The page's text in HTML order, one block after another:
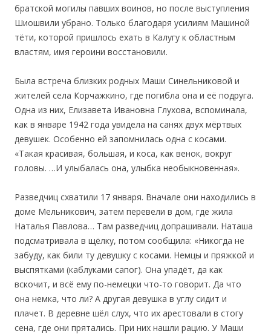
братской могилы павших воинов, но после выступления
Шиошвили убрано. Только благодаря усилиям Машиной
тёти, которой пришлось ехать в Калугу к областным
властям, имя героини восстановили.
Была встреча близких родных Маши Синельниковой и
жителей села Корчажкино, где погибла она и её подруга.
Одна из них, Елизавета Ивановна Глухова, вспоминала,
как в январе 1942 года увидела на санях двух мёртвых
девушек. Особенно ей запомнилась одна с косами.
«Такая красивая, большая, и коса, как венок, вокруг
головы. …И улыбалась она, улыбка необыкновенная».
Разведчиц схватили 17 января. Вначале они находились в
доме Мельникович, затем перевели в дом, где жила
Наталья Павлова… Там разведчиц допрашивали. Наташа
подсматривала в щёлку, потом сообщила: «Никогда не
забуду, как били ту девушку с косами. Немцы и пряжкой и
выспятками (каблуками сапог). Она упадёт, да как
вскочит, и всё ему по-немецки что-то говорит. Да что
она немка, что ли? А другая девушка в углу сидит и
плачет. В деревне шёл слух, что их арестовали в стогу
сена, где они прятались. При них нашли рацию. У Маши